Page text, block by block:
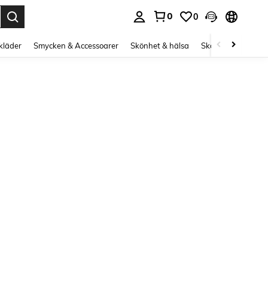
0 0
Smycken & Accessoarer Skönhet & hälsa Skor Curve